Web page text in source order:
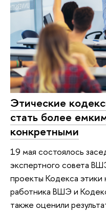
Этические
стать более
конкретными
19 мая состоялось
экспертного совета
проекты Кодекса этики
работника ВШЭ и
также оценили